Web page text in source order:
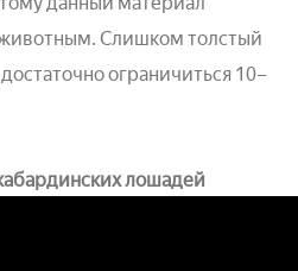
Слишком толстый
ограничиться 10–
лошадей